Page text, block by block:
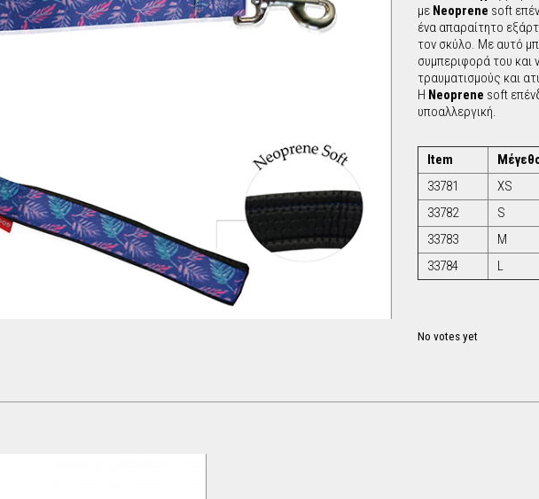
με Νeoprene soft
ένα απαραίτητο
τον σκύλο. Με αυτό
συμπεριφορά του και
τραυματισμούς και
Η Neoprene soft
υποαλλεργική.
Item
33781
XS
33782
S
33783
M
33784
L
No votes yet